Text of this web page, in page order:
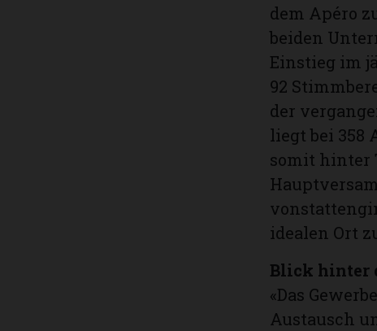
dem Apéro
beiden
Einstieg im
92
der
liegt bei 358
somit hinter
idealen Ort
Blick hinter
«Das
Austausch